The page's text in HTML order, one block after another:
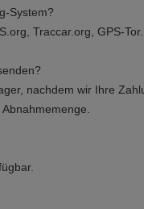
System?
Traccar.org, GPS-Tor.
nachdem wir Ihre